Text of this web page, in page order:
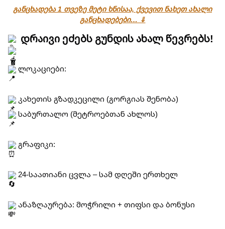
განცხადება 1 თვეზე მეტი ხნისაა, ქვევით ნახეთ ახალი
განცხადებები… ⇓
დრაივი ეძებს გუნდის ახალ წევრებს!
ლოკაციები:
კახეთის გზადკეცილი (გორგიას შენობა)
საბურთალო (მეტროებთან ახლოს)
გრაფიკი:
24-საათიანი ცვლა – სამ დღეში ერთხელ
ანაზღაურება: მოჭრილი + თიფსი და ბონუსი